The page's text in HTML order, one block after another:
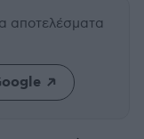
αποτελέσματα